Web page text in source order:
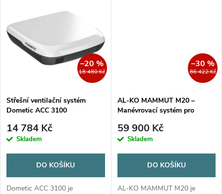
t
ů
t
18 480 Kč
–20 %
Střešní ventilační systém
Dometic ACC 3100
14 784 Kč
Skladem
DO KOŠÍKU
Dometic ACC 3100 je
86 422 Kč
–30 %
AL-KO MAMMUT M20 –
Manévrovací systém pro
59 900 Kč
Skladem
DO KOŠÍKU
AL-KO MAMMUT M20 je